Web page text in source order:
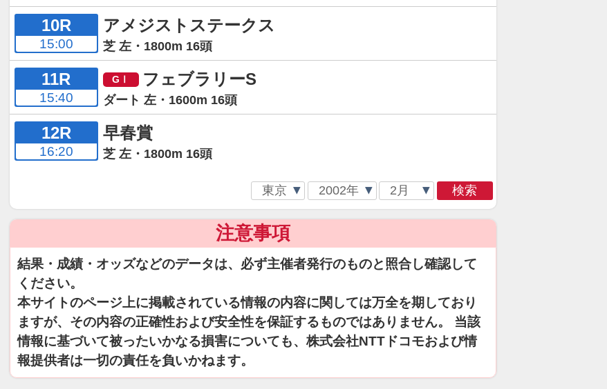
10R
15:00
アメジストステークス
芝 左・1800m 16頭
11R
15:40
フェブラリーS
ダート 左・1600m 16頭
12R
16:20
早春賞
芝 左・1800m 16頭
検索
注意事項
結果・成績・オッズなどのデータは、必ず主催者発行のものと照合し確認して
ください。
本サイトのページ上に掲載されている情報の内容に関しては万全を期しており
ますが、その内容の正確性および安全性を保証するものではありません。 当該
情報に基づいて被ったいかなる損害についても、株式会社NTTドコモおよび情
報提供者は一切の責任を負いかねます。